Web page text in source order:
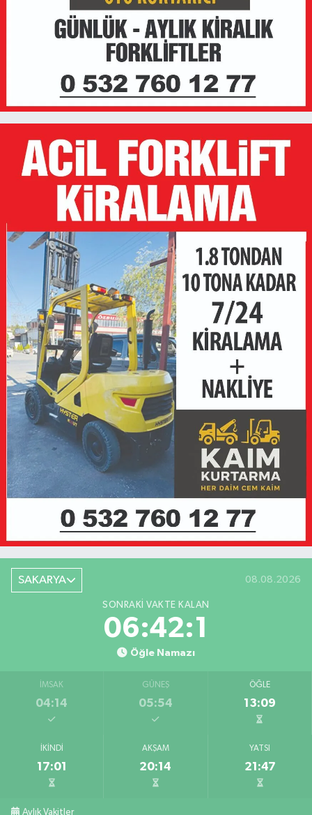
SAKARYA 08.08.2026
SONRAKI VAKTE KALAN
06:42:1
Öğle Namazı
İMSAK
04:14
GÜNEŞ
05:54
ÖĞLE
13:09
İKINDI
17:01
AKŞAM
20:14
YATSI
21:47
Aylık Vakitler